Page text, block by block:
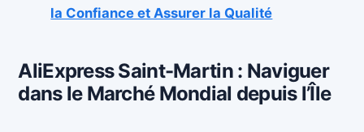
la Confiance et Assurer la Qualité
AliExpress Saint-Martin : Naviguer
dans le Marché Mondial depuis l’Île